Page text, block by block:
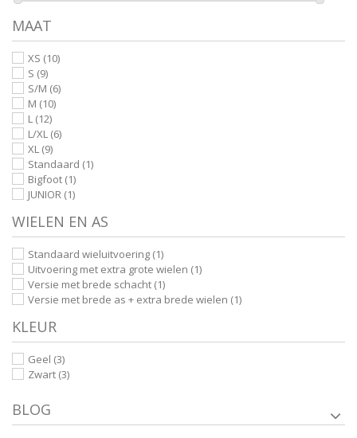
MAAT
XS (10)
S (9)
S/M (6)
M (10)
L (12)
L/XL (6)
XL (9)
Standaard (1)
Bigfoot (1)
JUNIOR (1)
WIELEN EN AS
Standaard wieluitvoering (1)
Uitvoering met extra grote wielen (1)
Versie met brede schacht (1)
Versie met brede as + extra brede wielen (1)
KLEUR
Geel (3)
Zwart (3)
BLOG